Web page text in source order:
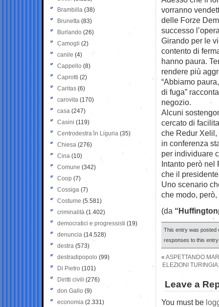
vorranno
delle Forze
successo
Girando per le
contento di
hanno paura.
rendere più
“Abbiamo
di fuga”
negozio.
Alcuni
cercato di
che Redur
in conferenza
per individuare
Intanto però nel
che il
Uno scenario
che modo,
(da
This entry was posted
responses to this
« ASPETTANDO
ELEZIONI
Leave a
You must be
Brambilla (38)
Brunetta (83)
Burlando (26)
Camogli (2)
canile (4)
Cappello (8)
Caprotti (2)
Caritas (6)
carovita (170)
casa (247)
Casini (119)
Centrodestra in Liguria (35)
Chiesa (276)
Cina (10)
Comune (342)
Coop (7)
Cossiga (7)
Costume (5.581)
criminalità (1.402)
democratici e progressisti (19)
denuncia (14.528)
destra (573)
destradipopolo (99)
Di Pietro (101)
Diritti civili (276)
don Gallo (9)
economia (2.331)